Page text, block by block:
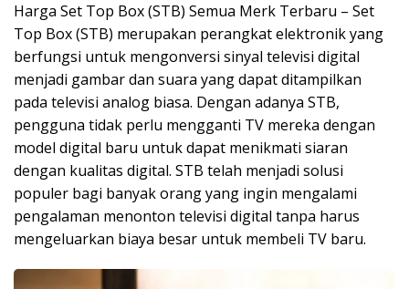
Harga Set Top Box (STB) Semua Merk Terbaru – Set
Top Box (STB) merupakan perangkat elektronik yang
berfungsi untuk mengonversi sinyal televisi digital
menjadi gambar dan suara yang dapat ditampilkan
pada televisi analog biasa. Dengan adanya STB,
pengguna tidak perlu mengganti TV mereka dengan
model digital baru untuk dapat menikmati siaran
dengan kualitas digital. STB telah menjadi solusi
populer bagi banyak orang yang ingin mengalami
pengalaman menonton televisi digital tanpa harus
mengeluarkan biaya besar untuk membeli TV baru.